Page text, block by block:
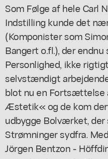
Som Følge af hele Carl
Indstilling kunde det
(Komponister som
Bangert o.fl.), der
Personlighed, ikke
selvstændigt
blot nu en Fortsættelse
Æstetik« og de kom
udbygge Bolværket,
Strømninger sydfra.
Jörgen Bentzon -